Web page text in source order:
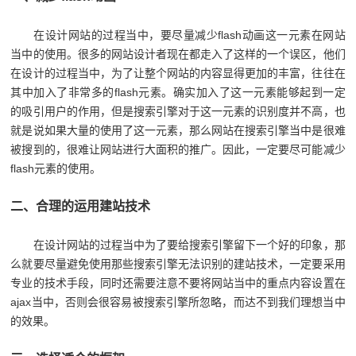
在设计网站的过程当中，要尽量减少flash动画这一元素在网站
当中的使用。很多的网站设计者现在都走入了这样的一个误区，他们
在设计的过程当中，为了让整个网站的内容显得更加的丰富，往往在
其中加入了非常多的flash元素。确实加入了这一元素能够起到一定
的吸引用户的作用，但是搜索引擎对于这一元素的识别度并不高，也
就是说如果大量的使用了这一元素，那么网站在搜索引擎当中是很难
被搜到的，很难让网站进行大面积的推广。因此，一定要尽可能减少
flash元素的使用。
二、合理的运用建站技术
在设计网站的过程当中为了要给搜索引擎留下一个好的印象，那
么就要尽量避免使用那些搜索引擎无法识别的建站技术，一定要采用
专业的技术手段，同时还需要注意不要将网站当中的重点内容设置在
ajax当中，否则会很容易被搜索引擎所忽略，而达不到我们理想当中
的效果。